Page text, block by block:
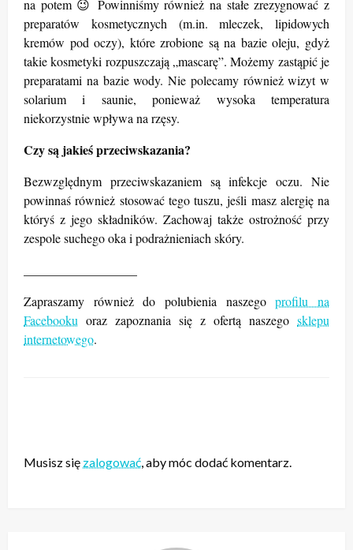
na potem 😉 Powinniśmy również na stałe zrezygnować z
preparatów kosmetycznych (m.in. mleczek, lipidowych
kremów pod oczy), które zrobione są na bazie oleju, gdyż
takie kosmetyki rozpuszczają „mascarę”. Możemy zastąpić je
preparatami na bazie wody. Nie polecamy również wizyt w
solarium i saunie, ponieważ wysoka temperatura
niekorzystnie wpływa na rzęsy.
Czy są jakieś przeciwskazania?
Bezwzględnym przeciwskazaniem są infekcje oczu. Nie
powinnaś również stosować tego tuszu, jeśli masz alergię na
któryś z jego składników. Zachowaj także ostrożność przy
zespole suchego oka i podrażnieniach skóry.
Zapraszamy również do polubienia naszegoprofilu na
Facebooku oraz zapoznania się z ofertą naszego sklepu
internetowego.
Musisz się zalogować, aby móc dodać komentarz.